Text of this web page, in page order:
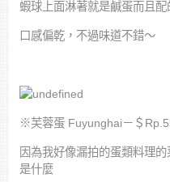
蝦球上面淋著就是鹹蛋而且配
口感偏乾，不過味道不錯～
※芙蓉蛋 Fuyunghai－＄
因為我好像漏拍的蛋類料理
是什麼